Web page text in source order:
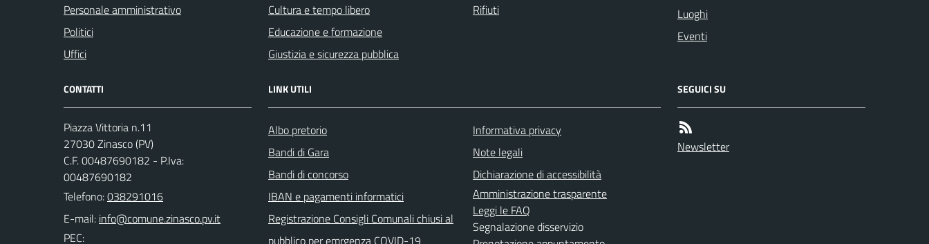
Personale amministrativo
Politici
Uffici
Cultura e tempo libero
Educazione e formazione
Giustizia e sicurezza pubblica
Rifiuti
Luoghi
Eventi
CONTATTI
Piazza Vittoria n.11
27030 Zinasco (PV)
C.F. 00487690182 - P.Iva:
00487690182
Telefono:038291016
E-mail:
PEC:
LINK UTILI
Albo pretorio
Bandi di Gara
Bandi di concorso
IBAN e pagamenti informatici
Registrazione Consigli Comunali chiusi al
pubblico per emrgenza COVID-19
Informativa privacy
Note legali
Dichiarazione di accessibilità
Amministrazione trasparente
Leggi le FAQ
Segnalazione disservizio
SEGUICI SU
Newsletter